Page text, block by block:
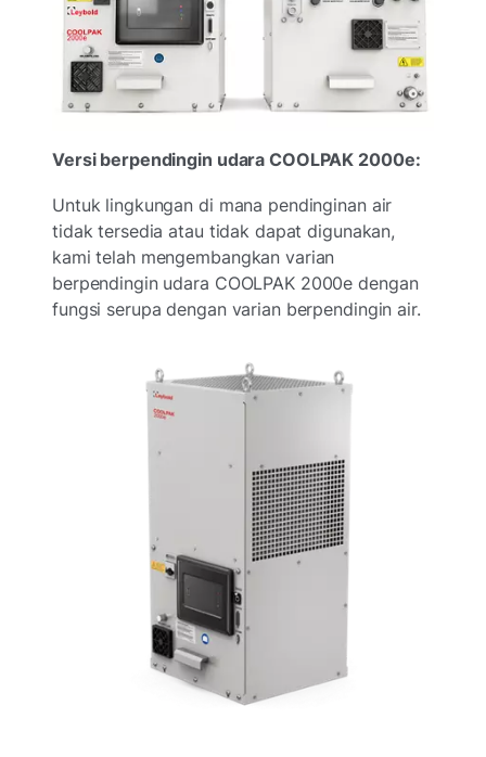
Versi berpendingin udara COOLPAK 2000e:
Untuk lingkungan di mana pendinginan air
tidak tersedia atau tidak dapat digunakan,
kami telah mengembangkan varian
berpendingin udara COOLPAK 2000e dengan
fungsi serupa dengan varian berpendingin air.